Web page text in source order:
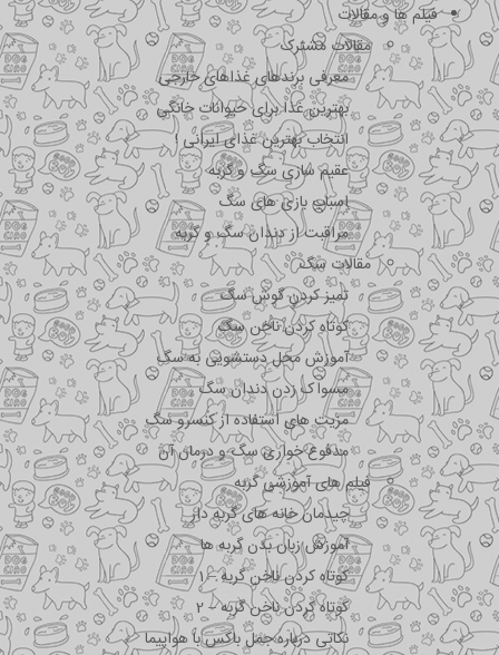
فیلم ها و مقالات
مقالات مشترک
معرفی برندهای غذاهای خارجی
بهترین غذا برای حیوانات خانگی
انتخاب بهترین غذای ایرانی !
عقیم سازی سگ و گربه
اسباب بازی های سگ
مراقبت از دندان سگ و گربه
مقالات سگ
تمیز کردن گوش سگ
کوتاه کردن ناخن سگ
آموزش محل دستشویی به سگ
مسواک زدن دندان سگ
مزیت های استفاده از کنسرو سگ
مدفوع خواری سگ و درمان آن
فیلم های آموزشی گربه
چیدمان خانه های گربه دار
آموزش زبان بدن گربه ها
کوتاه کردن ناخن گربه – 1
کوتاه کردن ناخن گربه – 2
نکاتی درباره جمل باکس با هواپیما